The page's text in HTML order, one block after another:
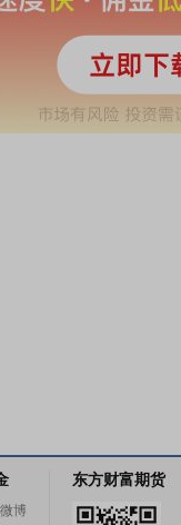
博
东方财富期货